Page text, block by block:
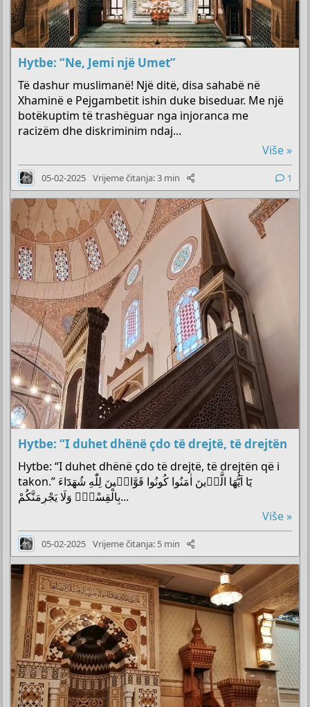
Hytbe: “Ne, Jemi një Umet”
Të dashur muslimanë! Një ditë, disa sahabë në
Xhaminë e Pejgambetit ishin duke biseduar. Me një
botëkuptim të trashëguar nga injoranca me
racizëm dhe diskriminim ndaj...
Više »
05-02-2025 Vrijeme čitanja: 3 min 1
Hytbe: “I duhet dhënë çdo të drejtë, të drejtën
Hytbe: “I duhet dhënë çdo të drejtë, të drejtën që i
takon.” يَٓا اَيُّهَا الَّذ۪ينَ اٰمَنُوا كُونُوا قَوَّام۪ينَ لِلّٰهِ شُهَدَٓاءَ
بِالْقِسْطِۘ وَلَا يَجْرِمَنَّكُمْ...
Više »
05-02-2025 Vrijeme čitanja: 5 min